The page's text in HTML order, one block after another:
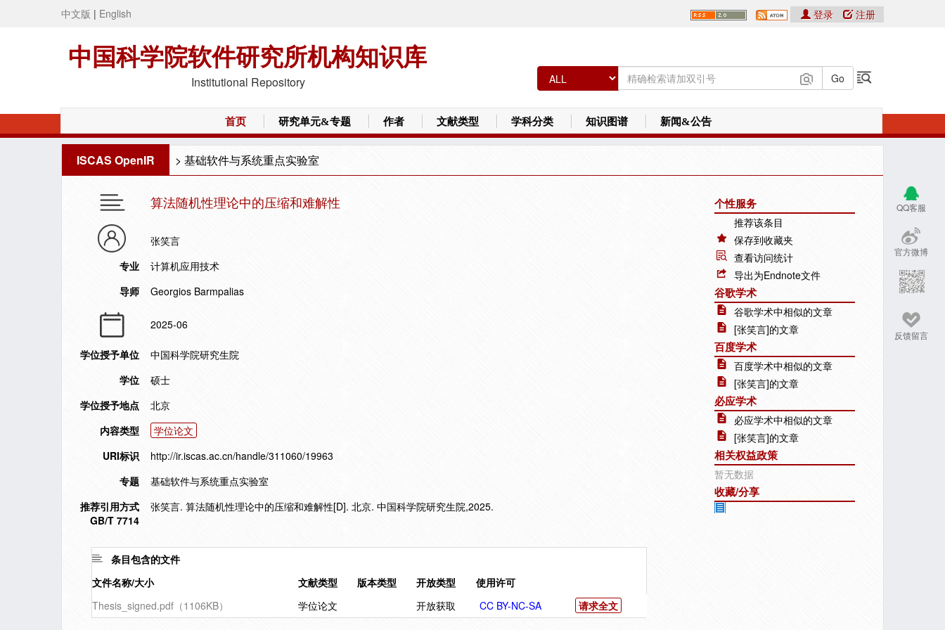
中文版 | English
中国科学院软件研究所机构知识库
Institutional Repository
登录 注册
首页 研究单元&专题 作者 文献类型 学科分类 知识图谱 新闻&公告
ISCAS OpenIR > 基础软件与系统重点实验室
QQ客服
官方微博
反馈留言
算法随机性理论中的压缩和难解性
张笑言
专业
计算机应用技术
导师
Georgios Barmpalias
2025-06
学位授予单位
中国科学院研究生院
学位
硕士
学位授予地点
北京
内容类型
学位论文
URI标识
http://ir.iscas.ac.cn/handle/311060/19963
专题
基础软件与系统重点实验室
推荐引用方式
GB/T 7714
张笑言. 算法随机性理论中的压缩和难解性[D]. 北京. 中国科学院研究生院,2025.
条目包含的文件
文件名称/大小
文献类型 版本类型 开放类型
使用许可
Thesis_signed.pdf（1106KB）
学位论文 开放获取 CC BY-NC-SA 请求全文
个性服务
推荐该条目
保存到收藏夹
查看访问统计
导出为Endnote文件
谷歌学术
谷歌学术中相似的文章
[张笑言]的文章
百度学术
百度学术中相似的文章
[张笑言]的文章
必应学术
必应学术中相似的文章
[张笑言]的文章
相关权益政策
暂无数据
收藏/分享